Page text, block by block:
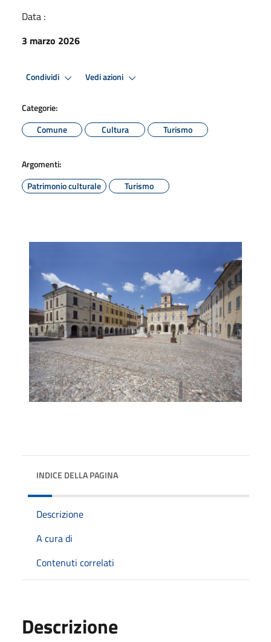
Data :
3 marzo 2026
Condividi Vedi azioni
Categorie:
Comune
Cultura Turismo
Argomenti:
Patrimonio culturale
Turismo
INDICE DELLA PAGINA
Descrizione
A cura di
Contenuti correlati
Descrizione